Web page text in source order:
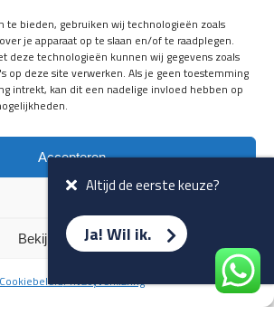
te bieden, gebruiken wij technologieën zoals
je apparaat op te slaan en/of te raadplegen.
deze technologieën kunnen wij gegevens zoals
op deze site verwerken. Als je geen toestemming
intrekt, kan dit een nadelige invloed hebben op
Accepteren
Bekijk voorkeuren
CookiebeleidPrivacyverklaring
Terug naar overzicht
staan?
Altijd de eerste keuze?
Ja! Wil ik.